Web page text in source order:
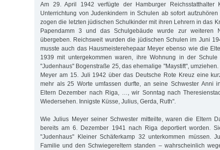
Am 29. April 1942 verfügte der Hamburger Reichsstatthalter
Unterrichtung von Judenkindern in Schulen ab sofort
zogen die letzten jüdischen Schulkinder mit ihren Lehrern in das
Papendamm 3 und das Schulgebäude wurde zur weiteren
übergeben. Reichsweit wurden die jüdischen Schulen im Juni
musste auch das Hausmeisterehepaar Meyer ebenso wie die
1939 mit untergekommen waren, ihre Wohnung in der
"Judenhaus" Bogenstraße 25, das ehemalige "Maystift",
Meyer am 15. Juli 1942 über das Deutsche Rote Kreuz eine
mehr als 25 Worte umfassen durfte, an seine Schwester Anni
Eltern Dezember nach Riga, …, wir Sonntag nach
Wiedersehen. Innigste Küsse, Julius, Gerda, Ruth".
Wie Julius Meyer seiner Schwester mitteilte, waren die Eltern
bereits am 6. Dezember 1941 nach Riga deportiert worden.
"Judenhaus" Kleiner Schäferkamp 32 unterkommen müssen.
Familie und den Schwiegereltern standen – wahrscheinlich